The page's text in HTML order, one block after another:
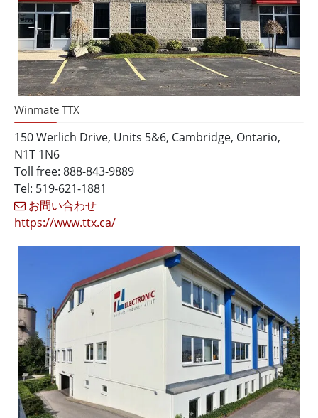
Winmate TTX
150 Werlich Drive, Units 5&6, Cambridge, Ontario,
N1T 1N6
Toll free: 888-843-9889
Tel: 519-621-1881
お問い合わせ
https://www.ttx.ca/